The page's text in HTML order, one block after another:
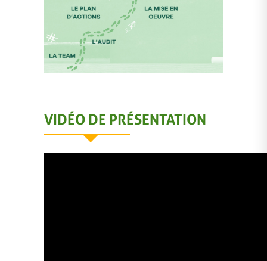
VIDÉO DE PRÉSENTATION